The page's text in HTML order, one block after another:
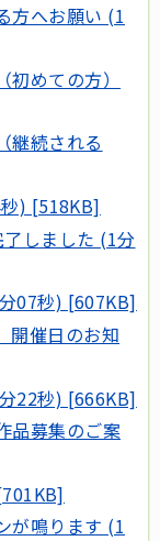
方へお願い (1
めての方）
継続される
) [518KB]
しました (1分
07秒) [607KB]
開催日のお知
22秒) [666KB]
品募集のご案
が鳴ります (1